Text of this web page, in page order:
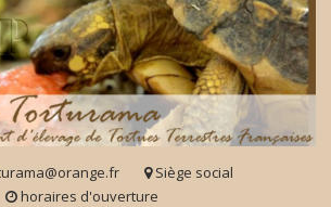
Siège social
horaires d'ouverture